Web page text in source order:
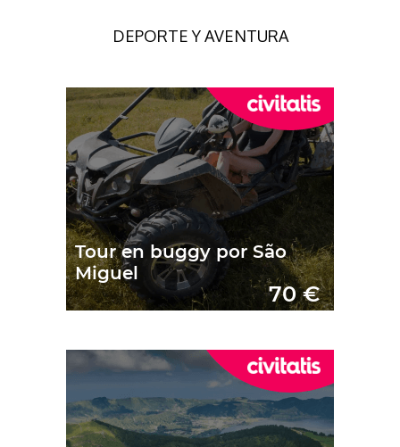
DEPORTE Y AVENTURA